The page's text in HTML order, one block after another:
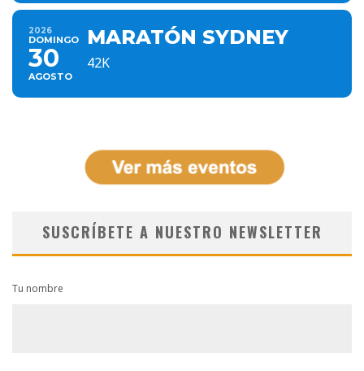
2026
DOMINGO
30
AGOSTO
MARATÓN SYDNEY
42K
SUSCRÍBETE A NUESTRO NEWSLETTER
Tu nombre